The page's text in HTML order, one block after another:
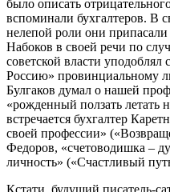
было описать
вспоминали бухгалтеров. В
нелепой роли они
Набоков в своей речи по
советской власти
Россию» провинциальному
Булгаков думал о нашей
«рожденный ползать летать
встречается бухгалтер
своей профессии»
Федоров, «счетоводишка –
личность» («Счастливый
Кстати, будущий писатель-